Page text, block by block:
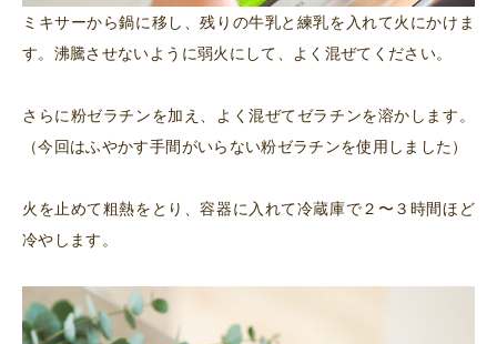
ミキサーから鍋に移し、残りの牛乳と練乳を入れて火にかけま
す。沸騰させないように弱火にして、よく混ぜてください。
さらに粉ゼラチンを加え、よく混ぜてゼラチンを溶かします。
（今回はふやかす手間がいらない粉ゼラチンを使用しました）
火を止めて粗熱をとり、容器に入れて冷蔵庫で２〜３時間ほど
冷やします。